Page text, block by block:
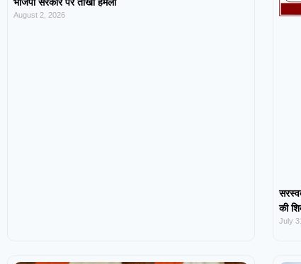
भाजपा सरकार पर तीखा हमला
August 2, 2026
की
July